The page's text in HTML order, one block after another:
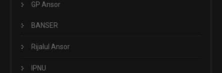
GP Ansor
BANSER
Rijalul Ansor
IPNU